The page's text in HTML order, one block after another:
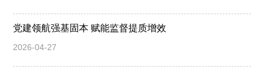
党建领航强基固本 赋能监督提质增效
2026-04-27